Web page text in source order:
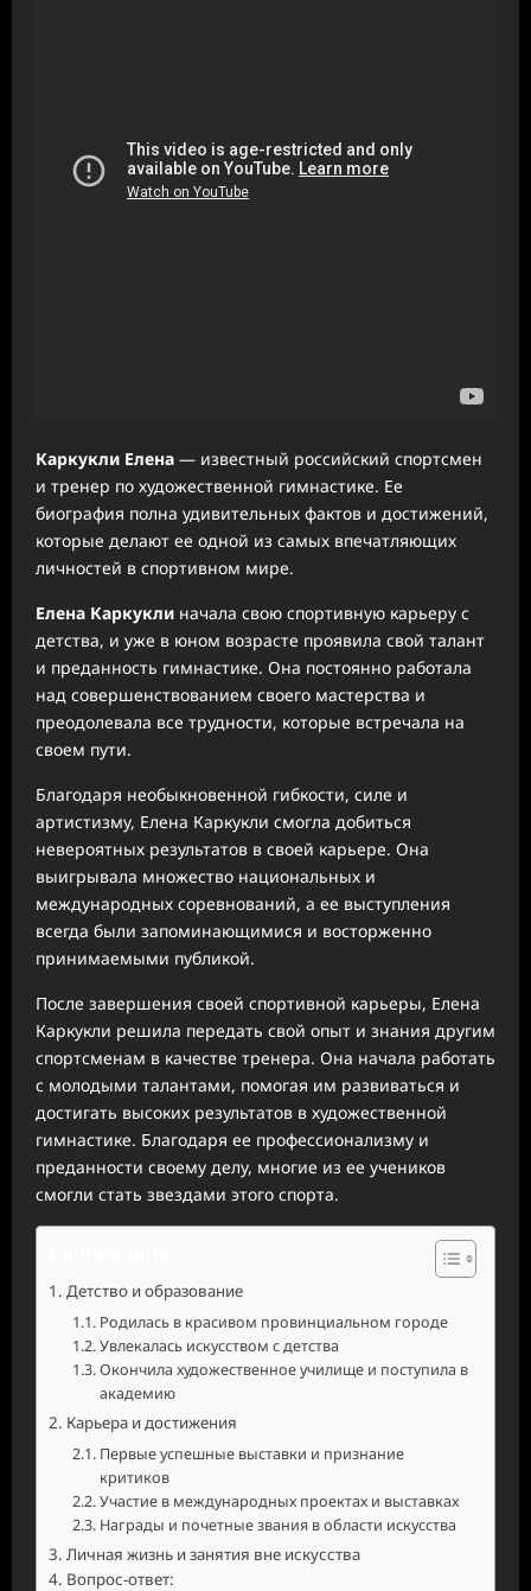
Каркукли Елена — известный российский спортсмен
и тренер по художественной гимнастике. Ее
биография полна удивительных фактов и достижений,
которые делают ее одной из самых впечатляющих
личностей в спортивном мире.
Елена Каркукли начала свою спортивную карьеру с
детства, и уже в юном возрасте проявила свой талант
и преданность гимнастике. Она постоянно работала
над совершенствованием своего мастерства и
преодолевала все трудности, которые встречала на
своем пути.
Благодаря необыкновенной гибкости, силе и
артистизму, Елена Каркукли смогла добиться
невероятных результатов в своей карьере. Она
выигрывала множество национальных и
международных соревнований, а ее выступления
всегда были запоминающимися и восторженно
принимаемыми публикой.
После завершения своей спортивной карьеры, Елена
Каркукли решила передать свой опыт и знания другим
спортсменам в качестве тренера. Она начала работать
с молодыми талантами, помогая им развиваться и
достигать высоких результатов в художественной
гимнастике. Благодаря ее профессионализму и
преданности своему делу, многие из ее учеников
смогли стать звездами этого спорта.
Детство и образование
Родилась в красивом провинциальном городе
Увлекалась искусством с детства
Окончила художественное училище и поступила в
академию
Карьера и достижения
Первые успешные выставки и признание
критиков
Участие в международных проектах и выставках
Награды и почетные звания в области искусства
Личная жизнь и занятия вне искусства
Вопрос-ответ: